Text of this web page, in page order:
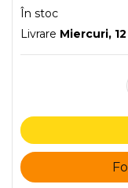
În stoc
Livrare Miercuri,